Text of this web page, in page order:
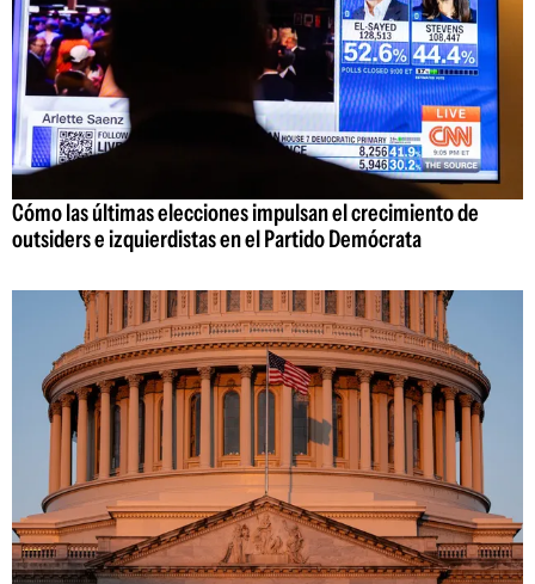
Cómo las últimas elecciones impulsan el crecimiento de
outsiders e izquierdistas en el Partido Demócrata